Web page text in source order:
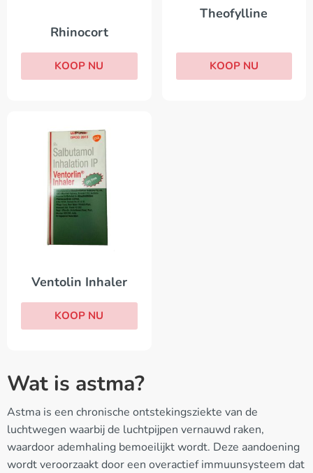
Rhinocort
KOOP NU
Theofylline
KOOP NU
Ventolin Inhaler
KOOP NU
Wat is astma?
Astma is een chronische ontstekingsziekte van de
luchtwegen waarbij de luchtpijpen vernauwd raken,
waardoor ademhaling bemoeilijkt wordt. Deze aandoening
wordt veroorzaakt door een overactief immuunsysteem dat